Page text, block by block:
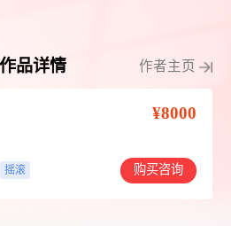
作品详情 作者主页
¥8000
摇滚 购买咨询